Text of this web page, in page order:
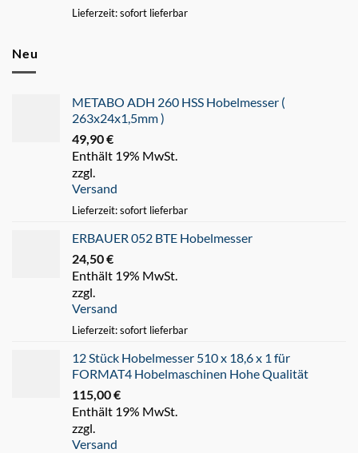
Lieferzeit: sofort lieferbar
Neu
METABO ADH 260 HSS Hobelmesser (
263x24x1,5mm )
49,90€
Enthält 19% MwSt.
zzgl.
Versand
Lieferzeit: sofort lieferbar
ERBAUER 052 BTE Hobelmesser
24,50€
Enthält 19% MwSt.
zzgl.
Versand
Lieferzeit: sofort lieferbar
12 Stück Hobelmesser 510 x 18,6 x 1 für
FORMAT4 Hobelmaschinen Hohe Qualität
115,00€
Enthält 19% MwSt.
zzgl.
Versand